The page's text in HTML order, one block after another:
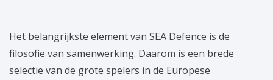
Het belangrijkste element van SEA Defence is de
filosofie van samenwerking. Daarom is een brede
selectie van de grote spelers in de Europese